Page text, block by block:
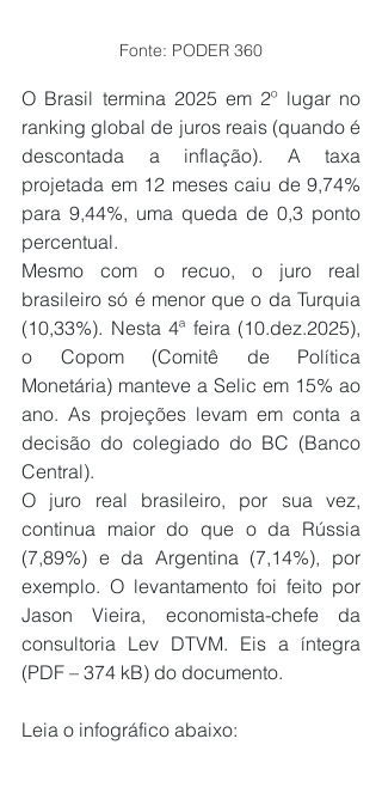
Fonte: PODER 360
O Brasil termina 2025 em 2º lugar no
ranking global de juros reais (quando é
descontada a inflação). A taxa
projetada em 12 meses caiu de 9,74%
para 9,44%, uma queda de 0,3 ponto
percentual.
Mesmo com o recuo, o juro real
brasileiro só é menor que o da Turquia
(10,33%). Nesta 4ª feira (10.dez.2025),
o Copom (Comitê de Política
Monetária) manteve a Selic em 15% ao
ano. As projeções levam em conta a
decisão do colegiado do BC (Banco
Central).
O juro real brasileiro, por sua vez,
continua maior do que o da Rússia
(7,89%) e da Argentina (7,14%), por
exemplo. O levantamento foi feito por
Jason Vieira, economista-chefe da
consultoria Lev DTVM. Eis a íntegra
(PDF – 374 kB) do documento.
Leia o infográfico abaixo: